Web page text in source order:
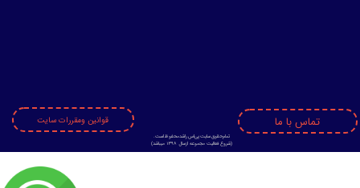
تمام حقوق سایت پی اس راشد محفوظ است.
​​​​​​​(شروع فعالیت مجموعه ازسال 1398 میباشد)
تماس با ما قوانین ومقررات سایت